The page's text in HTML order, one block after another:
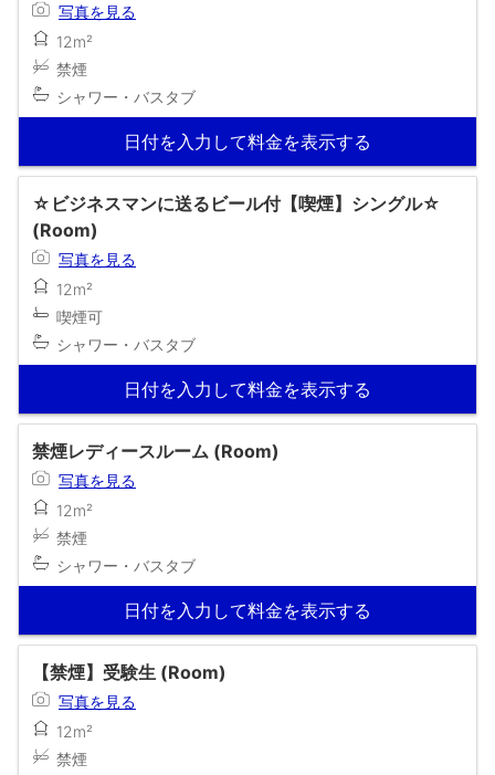
写真を見る
12m²
禁煙
シャワー・バスタブ
日付を入力して料金を表示する
☆ビジネスマンに送るビール付【喫煙】シングル☆
(Room)
写真を見る
12m²
喫煙可
シャワー・バスタブ
日付を入力して料金を表示する
禁煙レディースルーム (Room)
写真を見る
12m²
禁煙
シャワー・バスタブ
日付を入力して料金を表示する
【禁煙】受験生 (Room)
写真を見る
12m²
禁煙